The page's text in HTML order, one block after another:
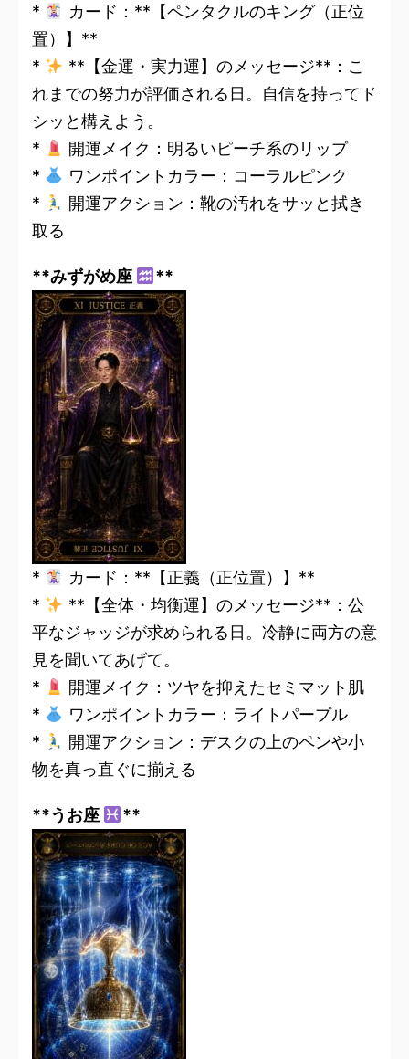
*
カード：**【ペンタクルのキング（正位
置）】**
*
**【金運・実力運】のメッセージ**：こ
れまでの努力が評価される日。自信を持ってド
シッと構えよう。
*
開運メイク：明るいピーチ系のリップ
*
ワンポイントカラー：コーラルピンク
*
開運アクション：靴の汚れをサッと拭き
取る
**みずがめ座 **
*
カード：**【正義（正位置）】**
*
**【全体・均衡運】のメッセージ**：公
平なジャッジが求められる日。冷静に両方の意
見を聞いてあげて。
*
開運メイク：ツヤを抑えたセミマット肌
*
ワンポイントカラー：ライトパープル
*
開運アクション：デスクの上のペンや小
物を真っ直ぐに揃える
**うお座 **